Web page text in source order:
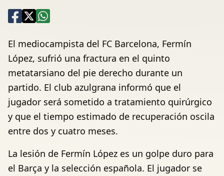
El mediocampista del FC Barcelona, Fermín
López, sufrió una fractura en el quinto
metatarsiano del pie derecho durante un
partido. El club azulgrana informó que el
jugador será sometido a tratamiento quirúrgico
y que el tiempo estimado de recuperación oscila
entre dos y cuatro meses.
La lesión de Fermín López es un golpe duro para
el Barça y la selección española. El jugador se